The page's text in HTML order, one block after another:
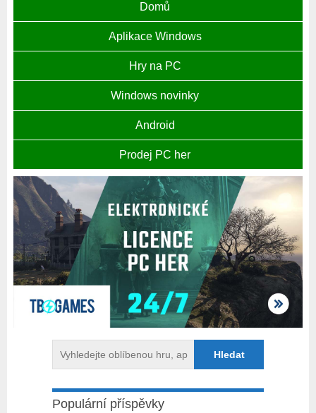
Domů
Aplikace Windows
Hry na PC
Windows novinky
Android
Prodej PC her
Populární příspěvky